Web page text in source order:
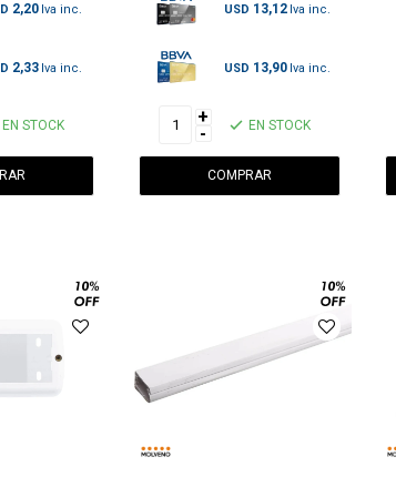
2,20
2,33
EN STOCK
USD 13,12
USD 13,90
+
- EN STOCK